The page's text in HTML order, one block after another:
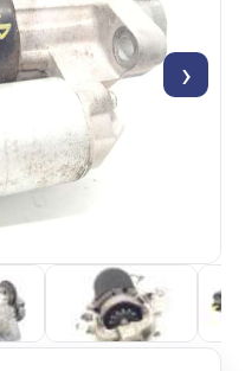
›